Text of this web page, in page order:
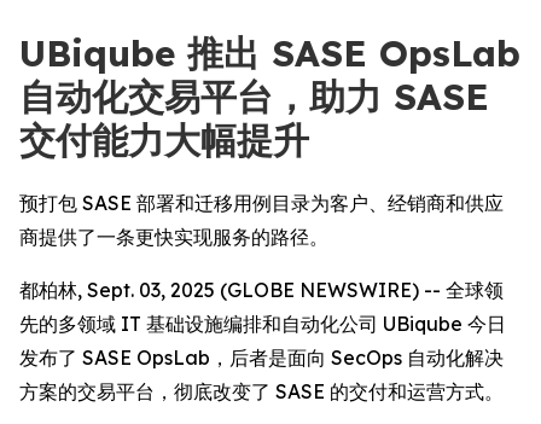
UBiqube 推出 SASE OpsLab
自动化交易平台，助力 SASE
交付能力大幅提升
预打包 SASE 部署和迁移用例目录为客户、经销商和供应
商提供了一条更快实现服务的路径。
都柏林, Sept. 03, 2025 (GLOBE NEWSWIRE) -- 全球领
先的多领域 IT 基础设施编排和自动化公司 UBiqube 今日
发布了 SASE OpsLab，后者是面向 SecOps 自动化解决
方案的交易平台，彻底改变了 SASE 的交付和运营方式。